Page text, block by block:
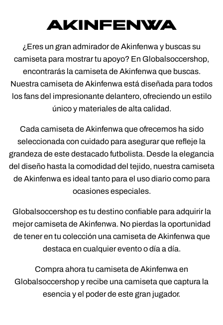
AKINFENWA
¿Eres un gran admirador de Akinfenwa y buscas su
camiseta para mostrar tu apoyo? En Globalsoccershop,
encontrarás la camiseta de Akinfenwa que buscas.
Nuestra camiseta de Akinfenwa está diseñada para todos
los fans del impresionante delantero, ofreciendo un estilo
único y materiales de alta calidad.
Cada camiseta de Akinfenwa que ofrecemos ha sido
seleccionada con cuidado para asegurar que refleje la
grandeza de este destacado futbolista. Desde la elegancia
del diseño hasta la comodidad del tejido, nuestra camiseta
de Akinfenwa es ideal tanto para el uso diario como para
ocasiones especiales.
Globalsoccershop es tu destino confiable para adquirir la
mejor camiseta de Akinfenwa. No pierdas la oportunidad
de tener en tu colección una camiseta de Akinfenwa que
destaca en cualquier evento o día a día.
Compra ahora tu camiseta de Akinfenwa en
Globalsoccershop y recibe una camiseta que captura la
esencia y el poder de este gran jugador.